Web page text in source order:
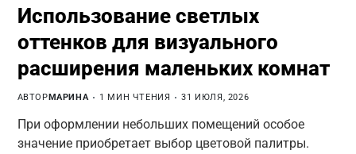
Использование светлых
оттенков для визуального
расширения маленьких комнат
АВТОР МАРИНА 1 МИН ЧТЕНИЯ 31 ИЮЛЯ, 2026
При оформлении небольших помещений особое
значение приобретает выбор цветовой палитры.